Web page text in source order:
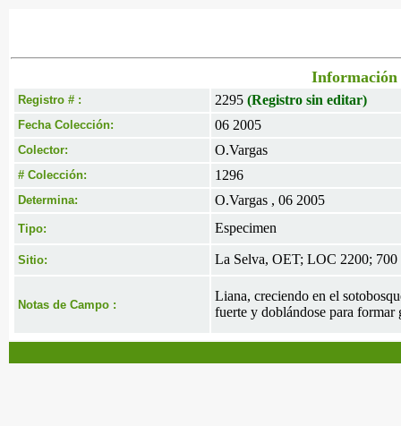
Información
Registro # : 2295 (Registro sin editar)
Fecha Colección: 06 2005
Colector: O.Vargas
# Colección: 1296
Determina: O.Vargas , 06 2005
Tipo: Especimen
Sitio: La Selva, OET; LOC 2200; 700
Notas de Campo :
Liana, creciendo en el
fuerte y doblándose para formar